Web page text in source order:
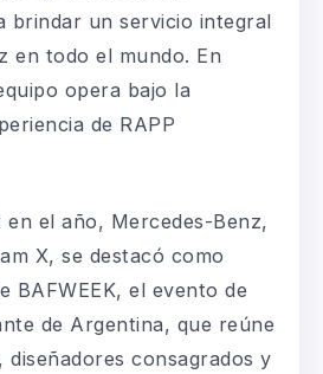
brindar un servicio integral
en todo el mundo. En
opera bajo la
de RAPP
en el año, Mercedes-Benz,
X, se destacó como
BAFWEEK, el evento de
de Argentina, que reúne
diseñadores consagrados y